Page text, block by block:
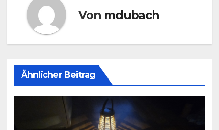
Von mdubach
Ähnlicher Beitrag